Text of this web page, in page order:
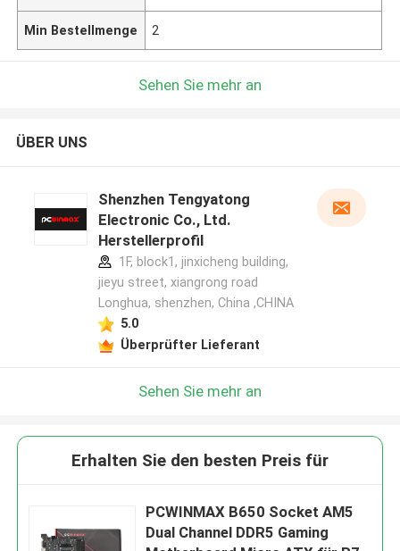
Min Bestellmenge 2
Sehen Sie mehr an
ÜBER UNS
Shenzhen Tengyatong
Electronic Co., Ltd.
Herstellerprofil
1F, block1, jinxicheng building,
jieyu street, xiangrong road
Longhua, shenzhen, China ,CHINA
5.0
Überprüfter Lieferant
Sehen Sie mehr an
Erhalten Sie den besten Preis für
PCWINMAX B650 Socket AM5
Dual Channel DDR5 Gaming